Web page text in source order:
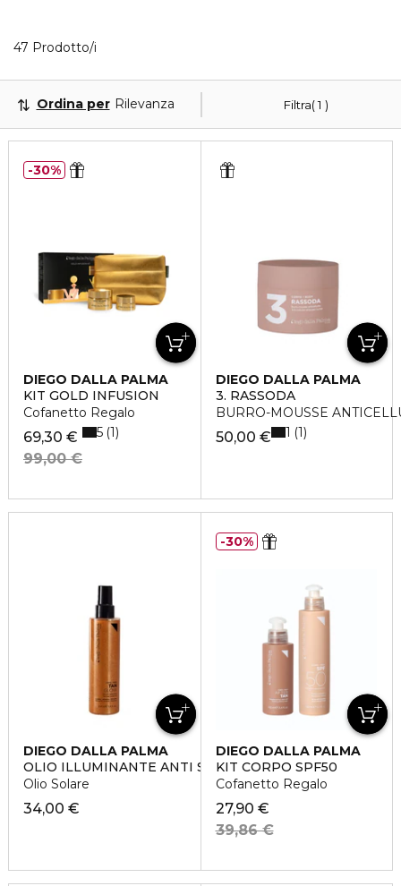
47 Prodotto/i
Filtra 1
Ordina per Rilevanza
DIEGO DALLA PALMA
KIT GOLD INFUSION
Cofanetto Regalo
69,30 €
99,00 €
5 1
30%
DIEGO DALLA PALMA
3. RASSODA
BURRO-MOUSSE
50,00 € 1 1
DIEGO DALLA PALMA
OLIO ILLUMINANTE ANTI SALSEDINE
Olio Solare
34,00 €
DIEGO DALLA PALMA
KIT CORPO SPF50
Cofanetto Regalo
27,90 €
39,86 €
30%